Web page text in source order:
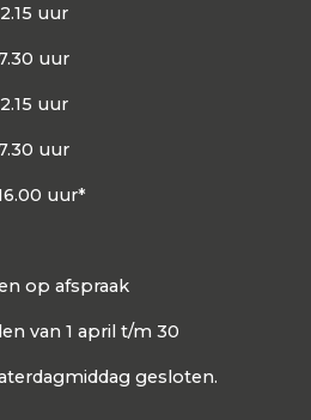
uur
uur
uur
uur
uur*
op afspraak
van 1 april t/m 30
gesloten.